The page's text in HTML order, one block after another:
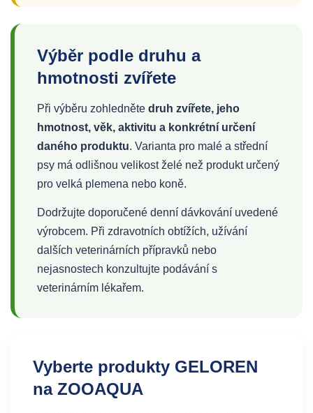
Výběr podle druhu a
hmotnosti zvířete
Při výběru zohledněte druh zvířete, jeho
hmotnost, věk, aktivitu a konkrétní určení
daného produktu. Varianta pro malé a střední
psy má odlišnou velikost želé než produkt určený
pro velká plemena nebo koně.
Dodržujte doporučené denní dávkování uvedené
výrobcem. Při zdravotních obtížích, užívání
dalších veterinárních přípravků nebo
nejasnostech konzultujte podávání s
veterinárním lékařem.
Vyberte produkty GELOREN
na ZOOAQUA